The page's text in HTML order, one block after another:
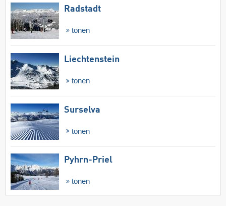
Radstadt
tonen
Liechtenstein
tonen
Surselva
tonen
Pyhrn-Priel
tonen